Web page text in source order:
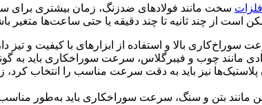
سخت مانند فولادهای ضدزنگ، زمان بیشتری برای
است از چند ثانیه تا چند دقیقه یا حتی ساعت‌ها متغیر
سوراخ‌کاری بالا و استفاده از ابزارهای با کیفیت و تیز
مانند چوب و فیبرگلاس، سرعت سوراخکاری باید به
نیز باید به دقت سرعت مناسب را انتخاب
مانند بتن و سنگ، سرعت سوراخکاری باید به‌طور مناسب